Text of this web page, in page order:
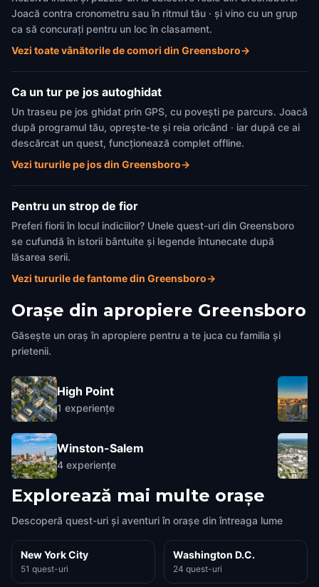
Joacă contra cronometru sau în ritmul tău · și vino cu un grup
ca să concurați pentru un loc în clasament.
Vezi toate vânătorile de comori din Greensboro→
Ca un tur pe jos autoghidat
Un traseu pe jos ghidat prin GPS, cu povești pe parcurs. Joacă
după programul tău, oprește-te și reia oricând · iar după ce ai
descărcat un quest, funcționează complet offline.
Vezi tururile pe jos din Greensboro→
Pentru un strop de fior
Preferi fiorii în locul indiciilor? Unele quest-uri din Greensboro
se cufundă în istorii bântuite și legende întunecate după
lăsarea serii.
Vezi tururile de fantome din Greensboro→
Orașe din apropiere Greensboro
Găsește un oraș în apropiere pentru a te juca cu familia și
prietenii.
High Point
1 experiențe
Winston-Salem
4 experiențe
Explorează mai multe orașe
Descoperă quest-uri și aventuri în orașe din întreaga lume
New York City
51 quest-uri
Washington D.C.
24 quest-uri